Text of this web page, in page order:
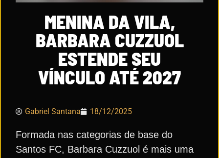
MENINA DA VILA,
BARBARA CUZZUOL
ESTENDE SEU
VÍNCULO ATÉ 2027
Gabriel Santana 18/12/2025
Formada nas categorias de base do
Santos FC, Barbara Cuzzuol é mais uma